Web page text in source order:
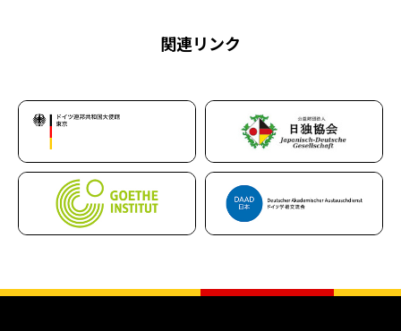
関連リンク